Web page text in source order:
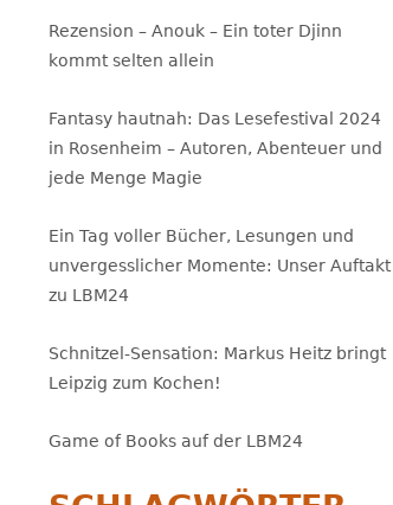
Rezension – Anouk – Ein toter Djinn
kommt selten allein
Fantasy hautnah: Das Lesefestival 2024
in Rosenheim – Autoren, Abenteuer und
jede Menge Magie
Ein Tag voller Bücher, Lesungen und
unvergesslicher Momente: Unser Auftakt
zu LBM24
Schnitzel-Sensation: Markus Heitz bringt
Leipzig zum Kochen!
Game of Books auf der LBM24